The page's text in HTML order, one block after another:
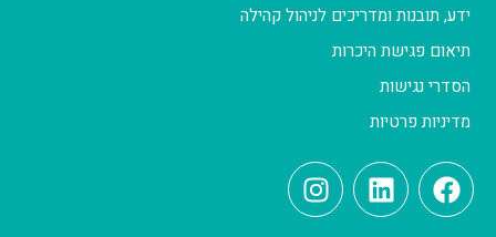
ידע, תובנות ומדריכים לניהול קהילה
תיאום פגישת היכרות
הסדרי נגישות
מדיניות פרטיות